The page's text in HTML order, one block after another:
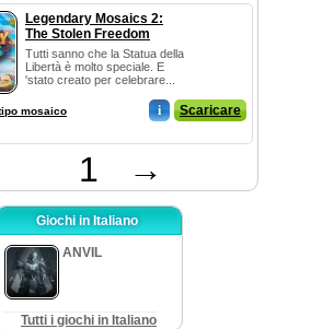
Legendary Mosaics 2:
The Stolen Freedom
Tutti sanno che la Statua della
Libertà è molto speciale. E
'stato creato per celebrare...
mosaico i Scaricare
1 →
Giochi in Italiano
ANVIL
Tutti i giochi in Italiano